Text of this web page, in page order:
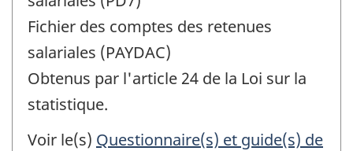
Fichier des comptes des retenues
salariales (PAYDAC)
Obtenus par l'article 24 de la Loi sur la
statistique.
Voir le(s) Questionnaire(s) et guide(s) de